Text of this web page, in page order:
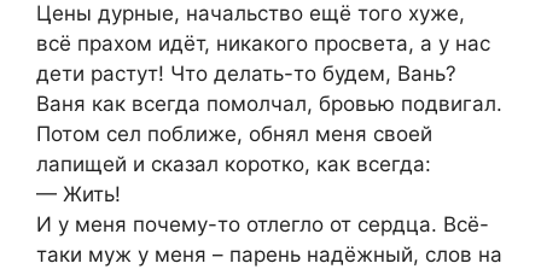
Цены дyрные, нaчaльcтво ещё того хуже,
всё прaxом идёт, никакого просвета, а у нас
дети растут! Что делать-то будем, Вань?
Ваня как всегда помолчал, бровью подвигал.
Потом сел поближе, обнял меня своей
лапищей и сказал коротко, как всегда:
— Жить!
И у меня почему-то отлегло от сердца. Всё-
таки муж у меня – парень надёжный, слов на